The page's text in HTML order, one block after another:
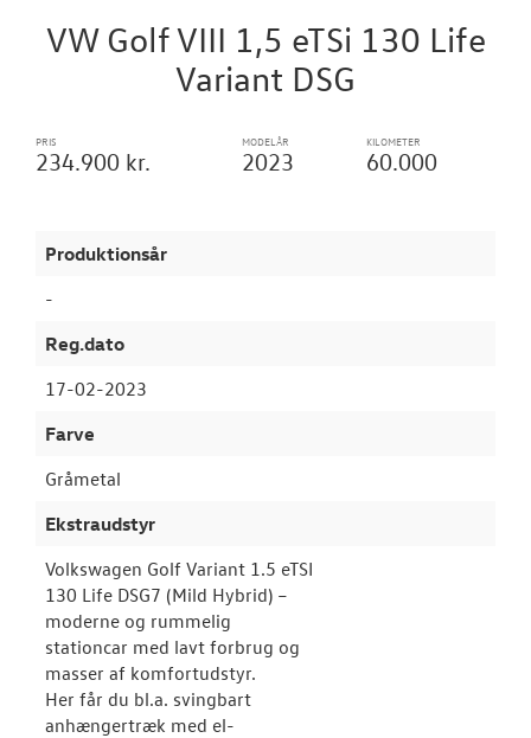
VÆRKSTED
TILBEHØR
VW Golf VIII 1,5 eTSi 130 Life
Variant DSG
PRIS
234.900 kr.
MODELÅR
2023
KILOMETER
60.000
Produktionsår
-
Reg.dato
17-02-2023
Farve
Gråmetal
Ekstraudstyr
Volkswagen Golf Variant 1.5 eTSI
130 Life DSG7 (Mild Hybrid) –
moderne og rummelig
stationcar med lavt forbrug og
masser af komfortudstyr.
Her får du bl.a. svingbart
anhængertræk med el-